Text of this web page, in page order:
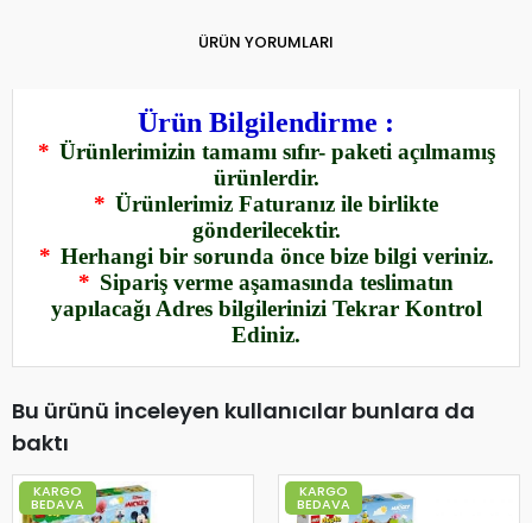
ÜRÜN YORUMLARI
Ürün Bilgilendirme :
* Ürünlerimizin tamamı sıfır- paketi açılmamış
ürünlerdir.
* Ürünlerimiz Faturanız ile birlikte
gönderilecektir.
* Herhangi bir sorunda önce bize bilgi veriniz.
* Sipariş verme aşamasında teslimatın
yapılacağı Adres bilgilerinizi Tekrar Kontrol
Ediniz.
Bu ürünü inceleyen kullanıcılar bunlara da
baktı
KARGO
BEDAVA
KARGO
BEDAVA